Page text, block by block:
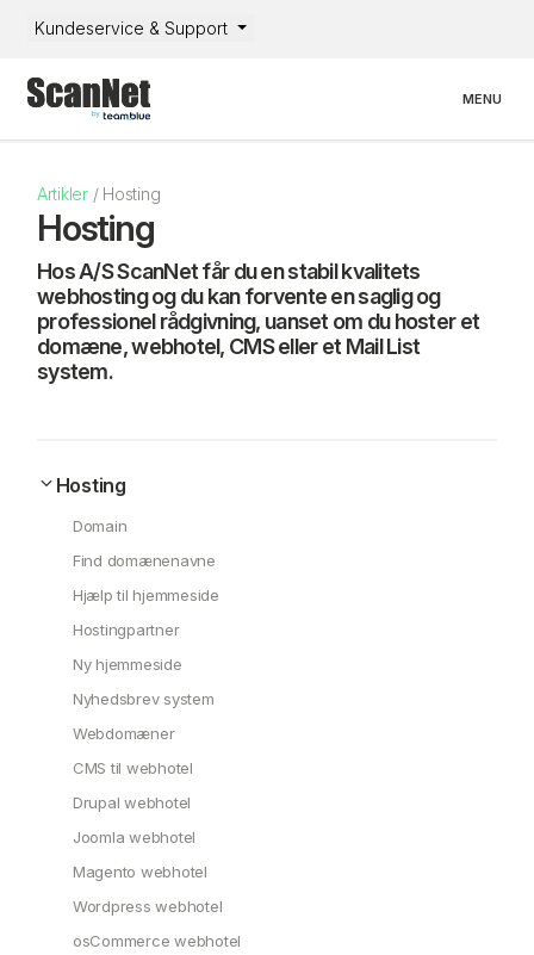
Kundeservice & Support
Toggle
MENU
Artikler / Hosting
Hosting
Hos A/S ScanNet får du en stabil kvalitets
webhosting og du kan forvente en saglig og
professionel rådgivning, uanset om du hoster et
domæne, webhotel, CMS eller et Mail List
system.
Hosting
Domain
Find domænenavne
Hjælp til hjemmeside
Hostingpartner
Ny hjemmeside
Nyhedsbrev system
Webdomæner
CMS til webhotel
Drupal webhotel
Joomla webhotel
Magento webhotel
Wordpress webhotel
osCommerce webhotel